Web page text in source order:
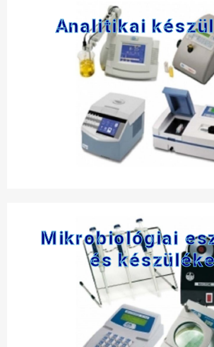
Analitikai
Mikrobiológiai
és